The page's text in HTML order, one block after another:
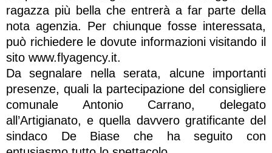
ragazza più bella che entrerà a far parte della
nota agenzia. Per chiunque fosse interessata,
può richiedere le dovute informazioni visitando il
sito www.flyagency.it.
Da segnalare nella serata, alcune importanti
presenze, quali la partecipazione del consigliere
comunale Antonio Carrano, delegato
all’Artigianato, e quella davvero gratificante del
sindaco De Biase che ha seguito con